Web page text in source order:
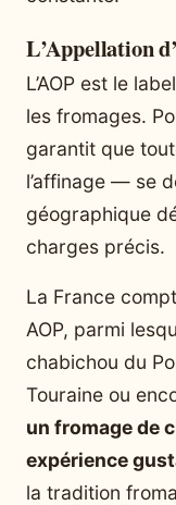
L’Appellation
L’AOP est le
les fromages.
garantit que
l’affinage — se
géographique
charges précis.
La France
AOP, parmi
chabichou du
Touraine ou
un fromage de
expérience
la tradition